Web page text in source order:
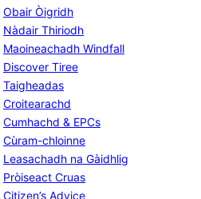
Obair Òigridh
Nàdair Thiriodh
Maoineachadh Windfall
Discover Tiree
Taigheadas
Croitearachd
Cumhachd & EPCs
Cùram-chloinne
Leasachadh na Gàidhlig
Pròiseact Cruas
Citizen’s Advice